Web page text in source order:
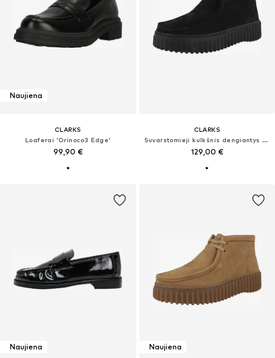
Naujiena
CLARKS
Loaferai 'Orinoco3 Edge'
99,90 €
CLARKS
Suvarstomieji kulkšnis dengiantys batai 'Torhill Moss'
129,00 €
Naujiena Naujiena